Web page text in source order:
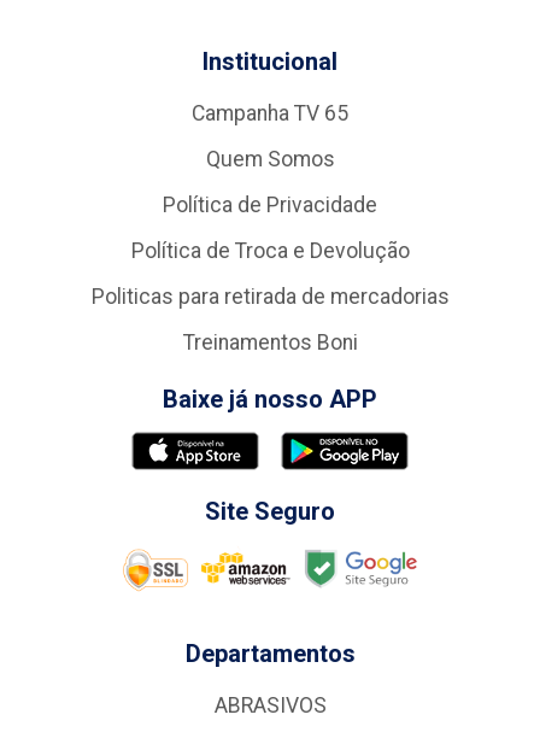
Institucional
Campanha TV 65
Quem Somos
Política de Privacidade
Política de Troca e Devolução
Politicas para retirada de mercadorias
Treinamentos Boni
Baixe já nosso APP
Site Seguro
Departamentos
ABRASIVOS